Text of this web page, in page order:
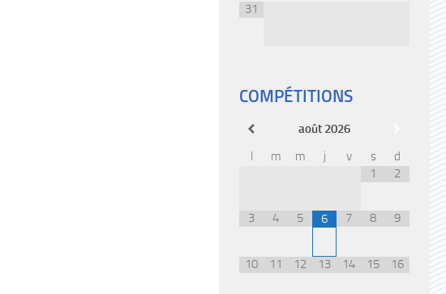
31
COMPÉTITIONS
août 2026
l
m m j v s
d
1
2
3 4 5 6 7 8 9
10 11 12 13 14 15 16